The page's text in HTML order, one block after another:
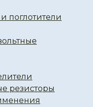
поглотители
резисторы